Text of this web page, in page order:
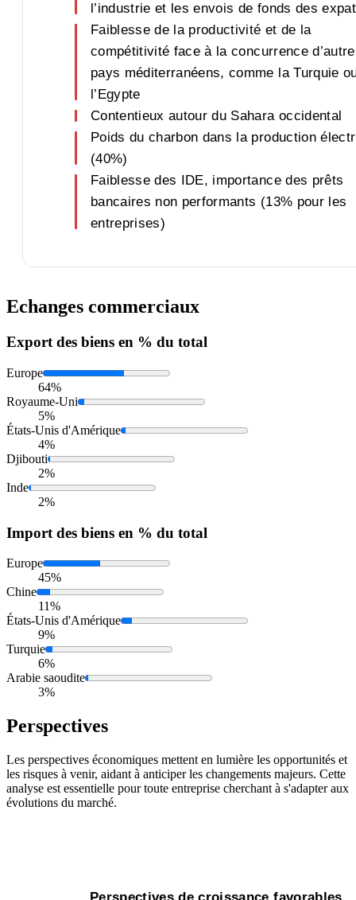
l’industrie et les envois de fonds des
Faiblesse de la productivité et de la
compétitivité face à la concurrence
pays méditerranéens, comme la Turquie
l’Egypte
Contentieux autour du Sahara occidental
Poids du charbon dans la production
(40%)
Faiblesse des IDE, importance des prêts
bancaires non performants (13% pour les
entreprises)
Echanges commerciaux
Export des biens en % du total
Europe
64%
Royaume-Uni
5%
États-Unis d'Amérique
4%
Djibouti
2%
Inde
2%
Import des biens en % du total
Europe
45%
Chine
11%
États-Unis d'Amérique
9%
Turquie
6%
Arabie saoudite
3%
Perspectives
Les perspectives économiques mettent en lumière les opportunités et
les risques à venir, aidant à anticiper les changements majeurs. Cette
analyse est essentielle pour toute entreprise cherchant à s'adapter aux
évolutions du marché.